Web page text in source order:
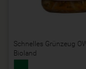
Schnelles Grünzeug
Bioland